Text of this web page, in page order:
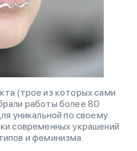
(трое из которых сами
работы более 80
уникальной по своему
современных украшений
и феминизма.